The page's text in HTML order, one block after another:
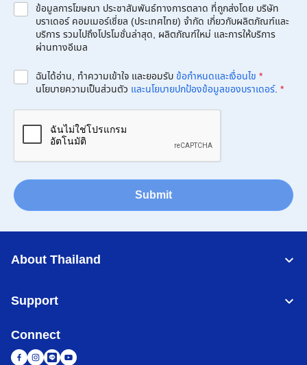
ข้อมูลการโฆษณา ประชาสัมพันธ์ทางการตลาด ที่ถูกส่งโดย บริษัท
บราเดอร์ คอมเมอร์เชี่ยล (ประเทศไทย) จำกัด เกี่ยวกับผลิตภัณฑ์และ
บริการ รวมไปถึงโปรโมชั่นล่าสุด, ผลิตภัณฑ์ใหม่ และการให้บริการ
ผ่านทางอีเมล
ฉันได้อ่าน, ทำความเข้าใจ และยอมรับข้อกำหนดและเงื่อนไข *
นโยบายความเป็นส่วนตัว และนโยบายปกป้องข้อมูลของบราเดอร์. *
Submit
About Thailand
Support
Connect